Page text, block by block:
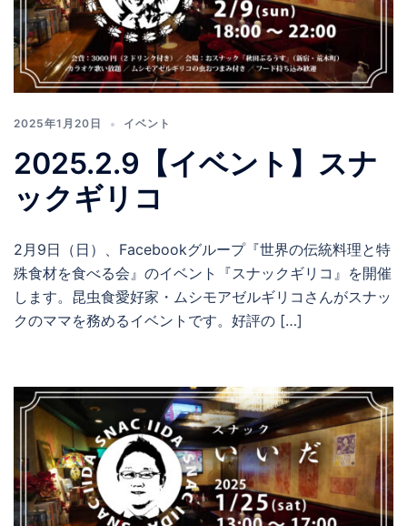
2025年1月20日 イベント
2025.2.9【イベント】スナ
ックギリコ
2月9日（日）、Facebookグループ『世界の伝統料理と特
殊食材を食べる会』のイベント『スナックギリコ』を開催
します。昆虫食愛好家・ムシモアゼルギリコさんがスナッ
クのママを務めるイベントです。好評の […]